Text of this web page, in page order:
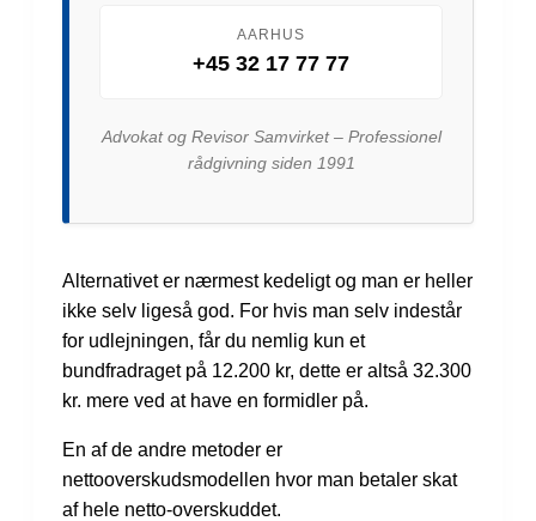
AARHUS
+45 32 17 77 77
Advokat og Revisor Samvirket – Professionel
rådgivning siden 1991
Alternativet er nærmest kedeligt og man er heller
ikke selv ligeså god. For hvis man selv indestår
for udlejningen, får du nemlig kun et
bundfradraget på 12.200 kr, dette er altså 32.300
kr. mere ved at have en formidler på.
En af de andre metoder er
nettooverskudsmodellen hvor man betaler skat
af hele netto-overskuddet.